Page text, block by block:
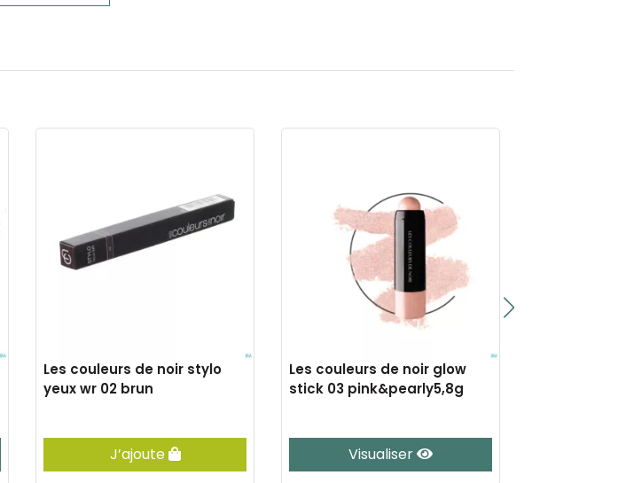
Les couleurs de noir stylo
yeux wr 02 brun
J’ajoute
Les couleurs de noir glow
stick 03 pink&pearly5,8g
Visualiser